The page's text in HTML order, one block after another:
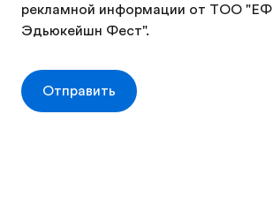
Каталог
рекламной информации от ТОО "ЕФ
Эдьюкейшн Фест".
Отправить